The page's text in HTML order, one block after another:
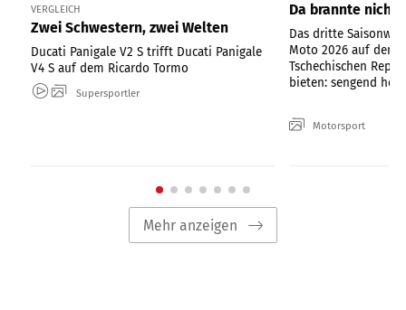
VERGLEICH
Zwei Schwestern, zwei Welten
Ducati Panigale V2 S trifft Ducati Panigale
V4 S auf dem Ricardo Tormo
Supersportler
Da brannte nicht
Das dritte
Moto 2026 auf dem
Tschechischen
bieten: sengend
Motorsport
Mehr anzeigen